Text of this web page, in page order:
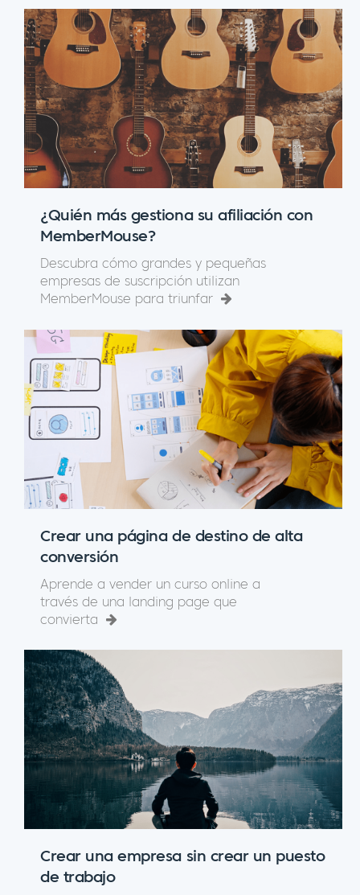
¿Quién más gestiona su afiliación con
MemberMouse?
Descubra cómo grandes y pequeñas
empresas de suscripción utilizan
MemberMouse para triunfar
Crear una página de destino de alta
conversión
Aprende a vender un curso online a
través de una landing page que
convierta
Crear una empresa sin crear un puesto
de trabajo